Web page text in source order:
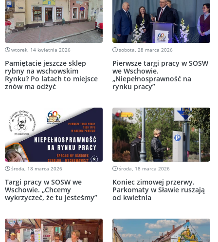
wtorek, 14 kwietnia 2026
Pamiętacie jeszcze sklep
rybny na wschowskim
Rynku? Po latach to miejsce
znów ma odżyć
sobota, 28 marca 2026
Pierwsze targi pracy w SOSW
we Wschowie.
„Niepełnosprawność na
rynku pracy”
środa, 18 marca 2026
Targi pracy w SOSW we
Wschowie. „Chcemy
wykrzyczeć, że tu jesteśmy”
środa, 18 marca 2026
Koniec zimowej przerwy.
Parkomaty w Sławie ruszają
od kwietnia